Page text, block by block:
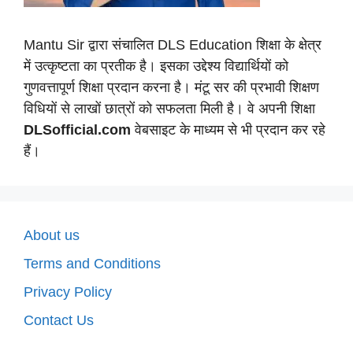
Mantu Sir द्वारा संचालित DLS Education शिक्षा के क्षेत्र
में उत्कृष्टता का प्रतीक है। इसका उद्देश्य विद्यार्थियों को
गुणवत्तापूर्ण शिक्षा प्रदान करना है। मंटू सर की प्रभावी शिक्षण
विधियों से लाखों छात्रों को सफलता मिली है। वे अपनी शिक्षा
DLSofficial.com वेबसाइट के माध्यम से भी प्रदान कर रहे
हैं।
About us
Terms and Conditions
Privacy Policy
Contact Us